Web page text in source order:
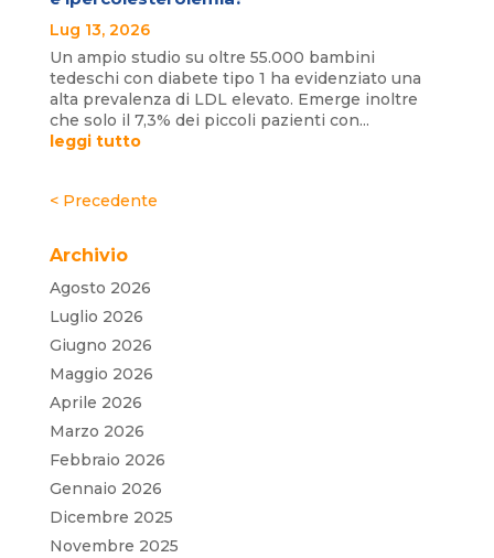
Lug 13, 2026
Un ampio studio su oltre 55.000 bambini
tedeschi con diabete tipo 1 ha evidenziato una
alta prevalenza di LDL elevato. Emerge inoltre
che solo il 7,3% dei piccoli pazienti con...
leggi tutto
Archivio
Agosto 2026
Luglio 2026
Giugno 2026
Maggio 2026
Aprile 2026
Marzo 2026
Febbraio 2026
Gennaio 2026
Dicembre 2025
Novembre 2025